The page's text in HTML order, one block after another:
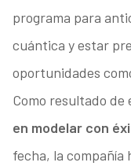
programa para
cuántica y estar
oportunidades
Como resultado de
en modelar con
fecha, la compañía